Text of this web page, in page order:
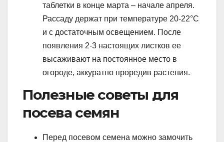
таблетки в конце марта – начале апреля.
Рассаду держат при температуре 20-22°C
и с достаточным освещением. После
появления 2-3 настоящих листков ее
высаживают на постоянное место в
огороде, аккуратно проредив растения.
Полезные советы для
посева семян
Перед посевом семена можно замочить